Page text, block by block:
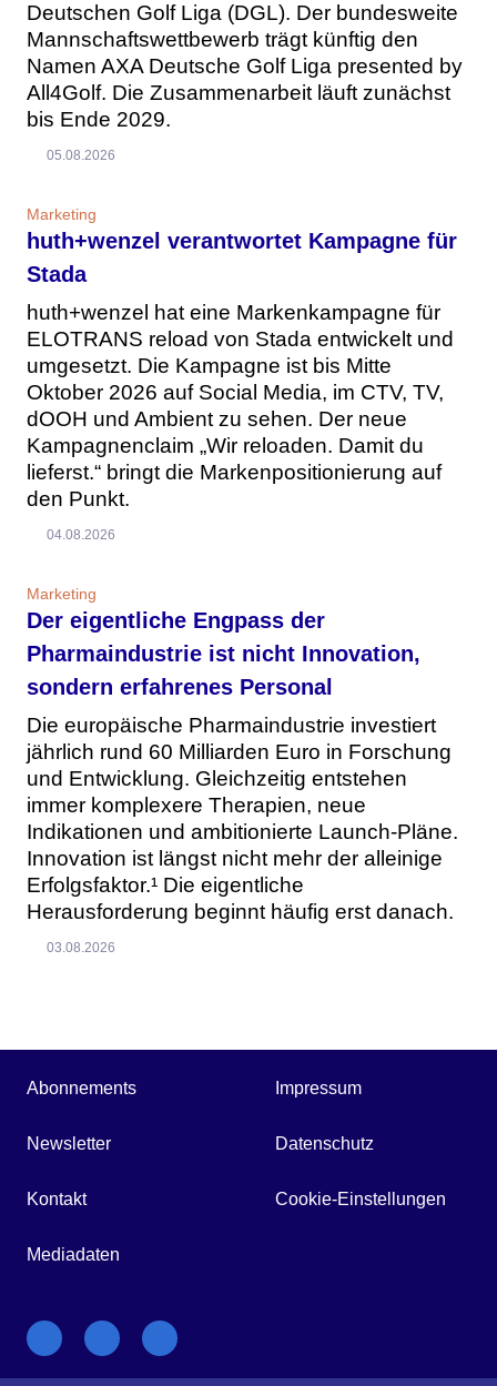
Deutschen Golf Liga (DGL). Der bundesweite
Mannschaftswettbewerb trägt künftig den
Namen AXA Deutsche Golf Liga presented by
All4Golf. Die Zusammenarbeit läuft zunächst
bis Ende 2029.
05.08.2026
Marketing
huth+wenzel verantwortet Kampagne für
Stada
huth+wenzel hat eine Markenkampagne für
ELOTRANS reload von Stada entwickelt und
umgesetzt. Die Kampagne ist bis Mitte
Oktober 2026 auf Social Media, im CTV, TV,
dOOH und Ambient zu sehen. Der neue
Kampagnenclaim „Wir reloaden. Damit du
lieferst.“ bringt die Markenpositionierung auf
den Punkt.
04.08.2026
Marketing
Der eigentliche Engpass der
Pharmaindustrie ist nicht Innovation,
sondern erfahrenes Personal
Die europäische Pharmaindustrie investiert
jährlich rund 60 Milliarden Euro in Forschung
und Entwicklung. Gleichzeitig entstehen
immer komplexere Therapien, neue
Indikationen und ambitionierte Launch-Pläne.
Innovation ist längst nicht mehr der alleinige
Erfolgsfaktor.¹ Die eigentliche
Herausforderung beginnt häufig erst danach.
03.08.2026
Abonnements
Newsletter
Kontakt
Mediadaten
Impressum
Datenschutz
Cookie-Einstellungen